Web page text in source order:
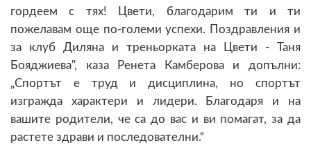
гордеем с тях! Цвети, благодарим ти и ти
пожелавам още по-големи успехи. Поздравления и
за клуб Диляна и треньорката на Цвети - Таня
Бояджиева", каза Ренета Камберова и допълни:
„Спортът е труд и дисциплина, но спортът
изгражда характери и лидери. Благодаря и на
вашите родители, че са до вас и ви помагат, за да
растете здрави и последователни.“